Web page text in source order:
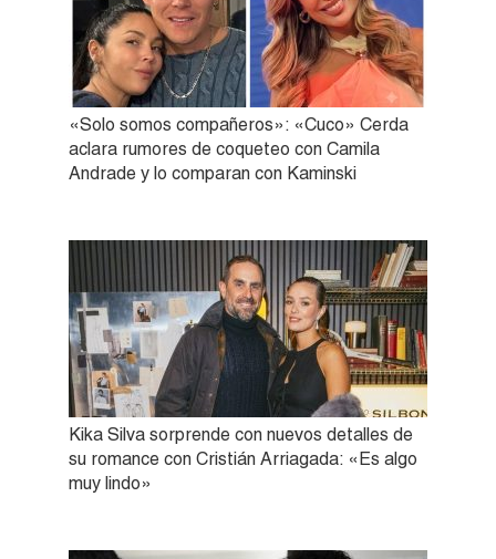
«Solo somos compañeros»: «Cuco» Cerda
aclara rumores de coqueteo con Camila
Andrade y lo comparan con Kaminski
Kika Silva sorprende con nuevos detalles de
su romance con Cristián Arriagada: «Es algo
muy lindo»